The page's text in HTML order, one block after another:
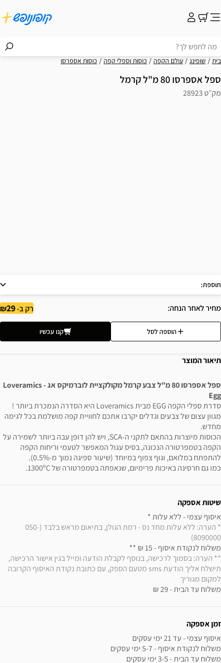
בית שופינג עולם הקפה כוסות וספלי קפה כוסות אספרסו
ספל אספרסו 80 מ"ל קרמל
מק״ט 28923
תוספת:
מחיר לאחר הנחה רק ב-29
הוספה לסל קנו עכשיו
תיאור המוצר
ספל אספרסו 80 מ"ל צבע קרמל מקולקציית לוברמיקס אג - Loveramics
Egg
סדרת ספלי הקפה EGG מבית Loveramics היא הסדרה הנמכרת ביותר !
מגוון עצום של צבעים וגדלים יקרבו אתכם לחוויית קפה מושלמת בכל לגימה
מחדש.
הכוסות מיוצרות בהתאם לתקני ה-SCA, ויש להן דופן עבה ביותר לשמירה על
הקפה בטמפרטורה הנכונה, בסיס עגול המאפשר לטעמי וריחות הקפה
להתפתח במלואם, וגוף צפוף במיוחד (שיעור ספיגה נמוך מ-0.5%).
כמו גם חרסינה באיכות פרימיום, שנאפתה בטמפרטורה של 1300ºC.
שיטות אספקה
איסוף עצמי - ללא עלות *
* הערה: ללא עלות מחד נס - רמת הגולן, בתיאום מראש בלבד (050-
8090000)
משלוח לנקודת איסוף - 15 ₪ **
למקום מגוריך
משלוח עד הבית - 29 ₪
זמן אספקה
משלוח עד הבית - 3-5 ימי עסקים